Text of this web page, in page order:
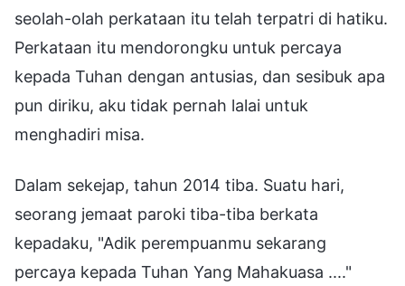
seolah-olah perkataan itu telah terpatri di hatiku.
Perkataan itu mendorongku untuk percaya
kepada Tuhan dengan antusias, dan sesibuk apa
pun diriku, aku tidak pernah lalai untuk
menghadiri misa.
Dalam sekejap, tahun 2014 tiba. Suatu hari,
seorang jemaat paroki tiba-tiba berkata
kepadaku, "Adik perempuanmu sekarang
percaya kepada Tuhan Yang Mahakuasa ...."